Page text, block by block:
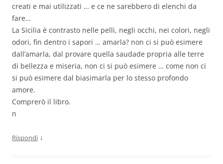
creati e mai utilizzati … e ce ne sarebbero di elenchi da
fare…
La Sicilia è contrasto nelle pelli, negli occhi, nei colori, negli
odori, fin dentro i sapori … amarla? non ci si può esimere
dall’amarla, dal provare quella saudade propria alle terre
di bellezza e miseria, non ci si può esimere … come non ci
si può esimere dal biasimarla per lo stesso profondo
amore.
Comprerò il libro.
n
Rispondi ↓